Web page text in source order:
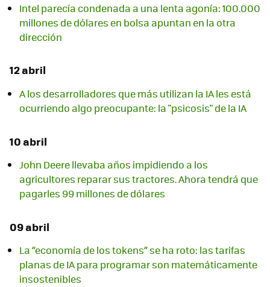
Intel parecía condenada a una lenta agonía: 100.000
millones de dólares en bolsa apuntan en la otra
dirección
12 abril
A los desarrolladores que más utilizan la IA les está
ocurriendo algo preocupante: la "psicosis" de la IA
10 abril
John Deere llevaba años impidiendo a los
agricultores reparar sus tractores. Ahora tendrá que
pagarles 99 millones de dólares
09 abril
La “economía de los tokens” se ha roto: las tarifas
planas de IA para programar son matemáticamente
insostenibles